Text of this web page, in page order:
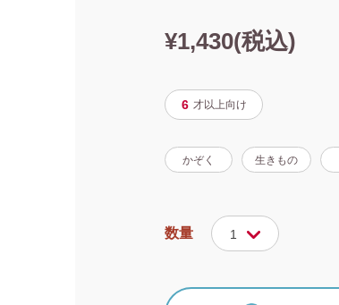
¥1,430(税込)
6 才以上向け
かぞく 生きもの
数量 1